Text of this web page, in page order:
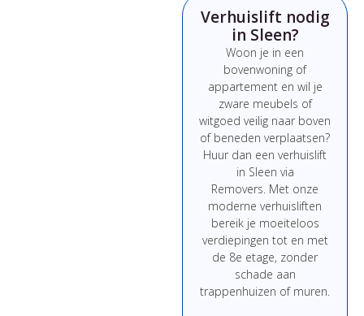
Verhuislift nodig
in Sleen?
Woon je in een
bovenwoning of
appartement en wil je
zware meubels of
witgoed veilig naar boven
of beneden verplaatsen?
Huur dan een verhuislift
in Sleen via
Removers. Met onze
moderne verhuisliften
bereik je moeiteloos
verdiepingen tot en met
de 8e etage, zonder
schade aan
trappenhuizen of muren.